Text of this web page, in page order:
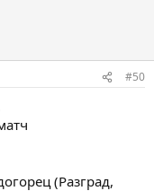
#50
(Разград,